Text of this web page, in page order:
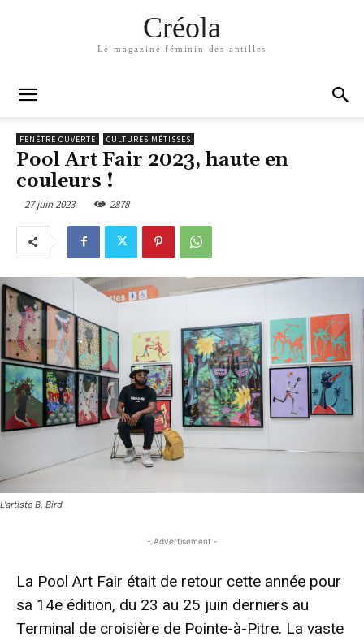
Créola
Le magazine féminin des antilles
FENÊTRE OUVERTE CULTURES MÉTISSES
Pool Art Fair 2023, haute en
couleurs !
27 juin 2023 2878
L'artiste B. Bird
- Advertisement -
La Pool Art Fair était de retour cette année pour
sa 14e édition, du 23 au 25 juin derniers au
Terminal de croisière de Pointe-à-Pitre. La vaste